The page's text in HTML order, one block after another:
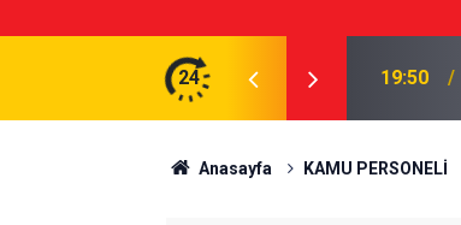
24
Ödenek modülü açılmadı, Okul müdürleri
19:50
Anasayfa KAMU PERSONELİ